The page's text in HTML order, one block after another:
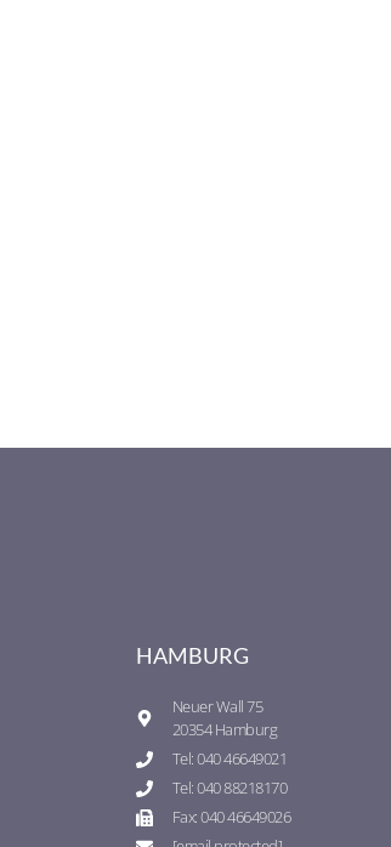
HAMBURG
Neuer Wall 75
20354 Hamburg
Tel: 040 46649021
Tel: 040 88218170
Fax: 040 46649026